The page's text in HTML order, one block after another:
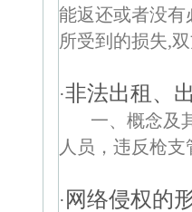
能返还或者没有
所受到的损失,
·非法出租、
一、概念及
人员，违反枪
· 网络侵权的